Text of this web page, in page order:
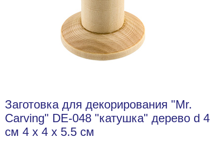
Заготовка для декорирования "Mr.
Carving" DE-048 "катушка" дерево d 4
см 4 х 4 х 5.5 см